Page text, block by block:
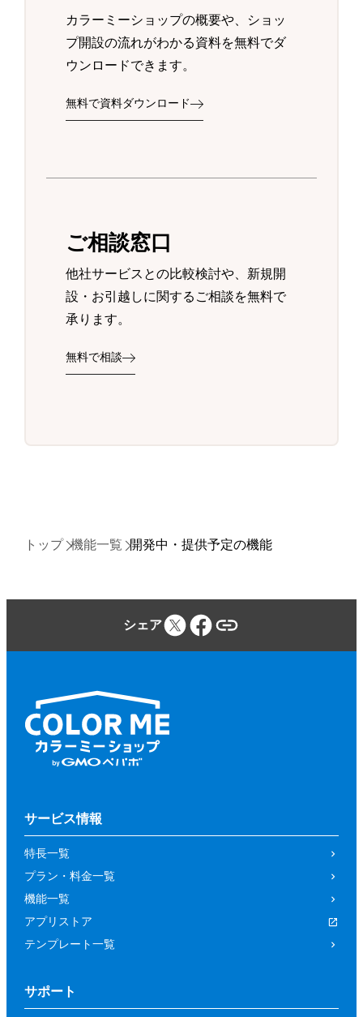
カラーミーショップの概要や、ショッ
プ開設の流れがわかる資料を無料でダ
ウンロードできます。
無料で資料ダウンロード
ご相談窓口
他社サービスとの比較検討や、新規開
設・お引越しに関するご相談を無料で
承ります。
無料で相談
トップ 機能一覧 開発中・提供予定の機能
シェア
サービス情報
特長一覧
プラン・料金一覧
機能一覧
アプリストア
テンプレート一覧
サポート